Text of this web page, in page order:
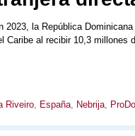
2023, la República
Caribe al recibir 10,3 millones
Riveiro, España, Nebrija,